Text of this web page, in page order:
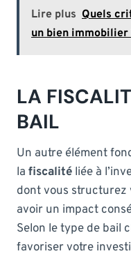
Lire plus Quels
un bien immobilier
LA
BAIL
Un autre élément
la fiscalité liée à
dont vous structurez
avoir un impact
Selon le type de bail
favoriser votre